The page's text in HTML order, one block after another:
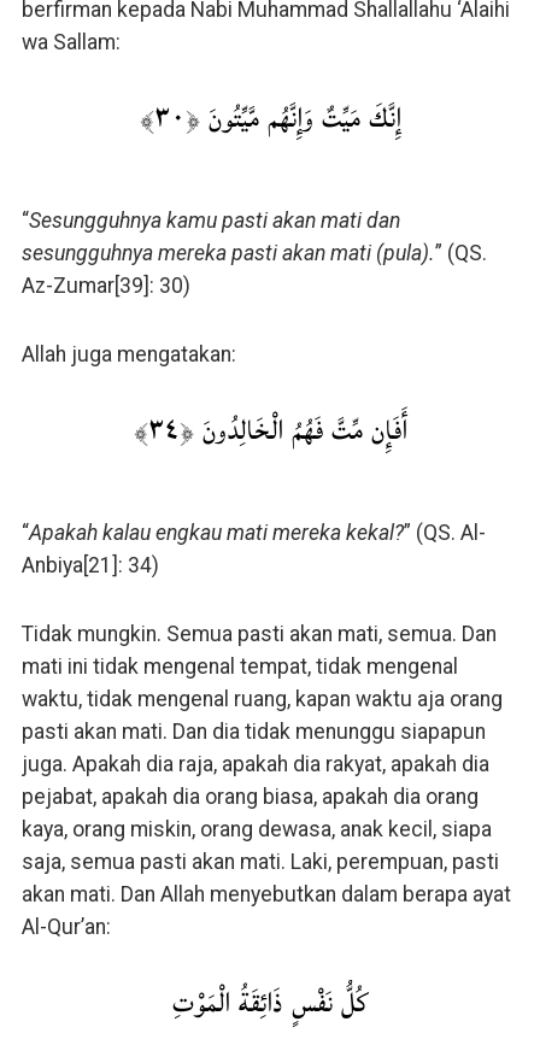
berfirman kepada Nabi Muhammad Shallallahu ‘Alaihi
wa Sallam:
إِنَّكَ مَيِّتٌ وَإِنَّهُم مَّيِّتُونَ ﴿٣٠﴾
“Sesungguhnya kamu pasti akan mati dan
sesungguhnya mereka pasti akan mati (pula).” (QS.
Az-Zumar[39]: 30)
Allah juga mengatakan:
أَفَإِن مِّتَّ فَهُمُ الْخَالِدُونَ ﴿٣٤﴾
“Apakah kalau engkau mati mereka kekal?” (QS. Al-
Anbiya[21]: 34)
Tidak mungkin. Semua pasti akan mati, semua. Dan
mati ini tidak mengenal tempat, tidak mengenal
waktu, tidak mengenal ruang, kapan waktu aja orang
pasti akan mati. Dan dia tidak menunggu siapapun
juga. Apakah dia raja, apakah dia rakyat, apakah dia
pejabat, apakah dia orang biasa, apakah dia orang
kaya, orang miskin, orang dewasa, anak kecil, siapa
saja, semua pasti akan mati. Laki, perempuan, pasti
akan mati. Dan Allah menyebutkan dalam berapa ayat
Al-Qur’an:
كُلُّ نَفْسٍ ذَائِقَةُ الْمَوْتِ